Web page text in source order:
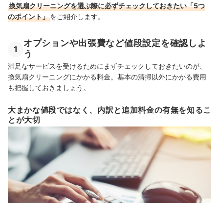
換気扇クリーニングを選ぶ際に必ずチェックしておきたい「5つ
のポイント」をご紹介します。
1
オプションや出張費など値段設定を確認しよ
う
満足なサービスを受けるためにまずチェックしておきたいのが、
換気扇クリーニングにかかる料金。基本の清掃以外にかかる費用
も把握しておきましょう。
大まかな値段ではなく、内訳と追加料金の有無を知るこ
とが大切